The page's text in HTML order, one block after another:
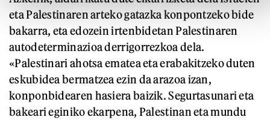
eta Palestinaren arteko gatazka konpontzeko bide
bakarra, eta edozein irtenbidetan Palestinaren
autodeterminazioa derrigorrezkoa dela.
«Palestinari ahotsa ematea eta erabakitzeko duten
eskubidea bermatzea ezin da arazoa izan,
konponbidearen hasiera baizik. Segurtasunari eta
bakeari eginiko ekarpena, Palestinan eta mundu